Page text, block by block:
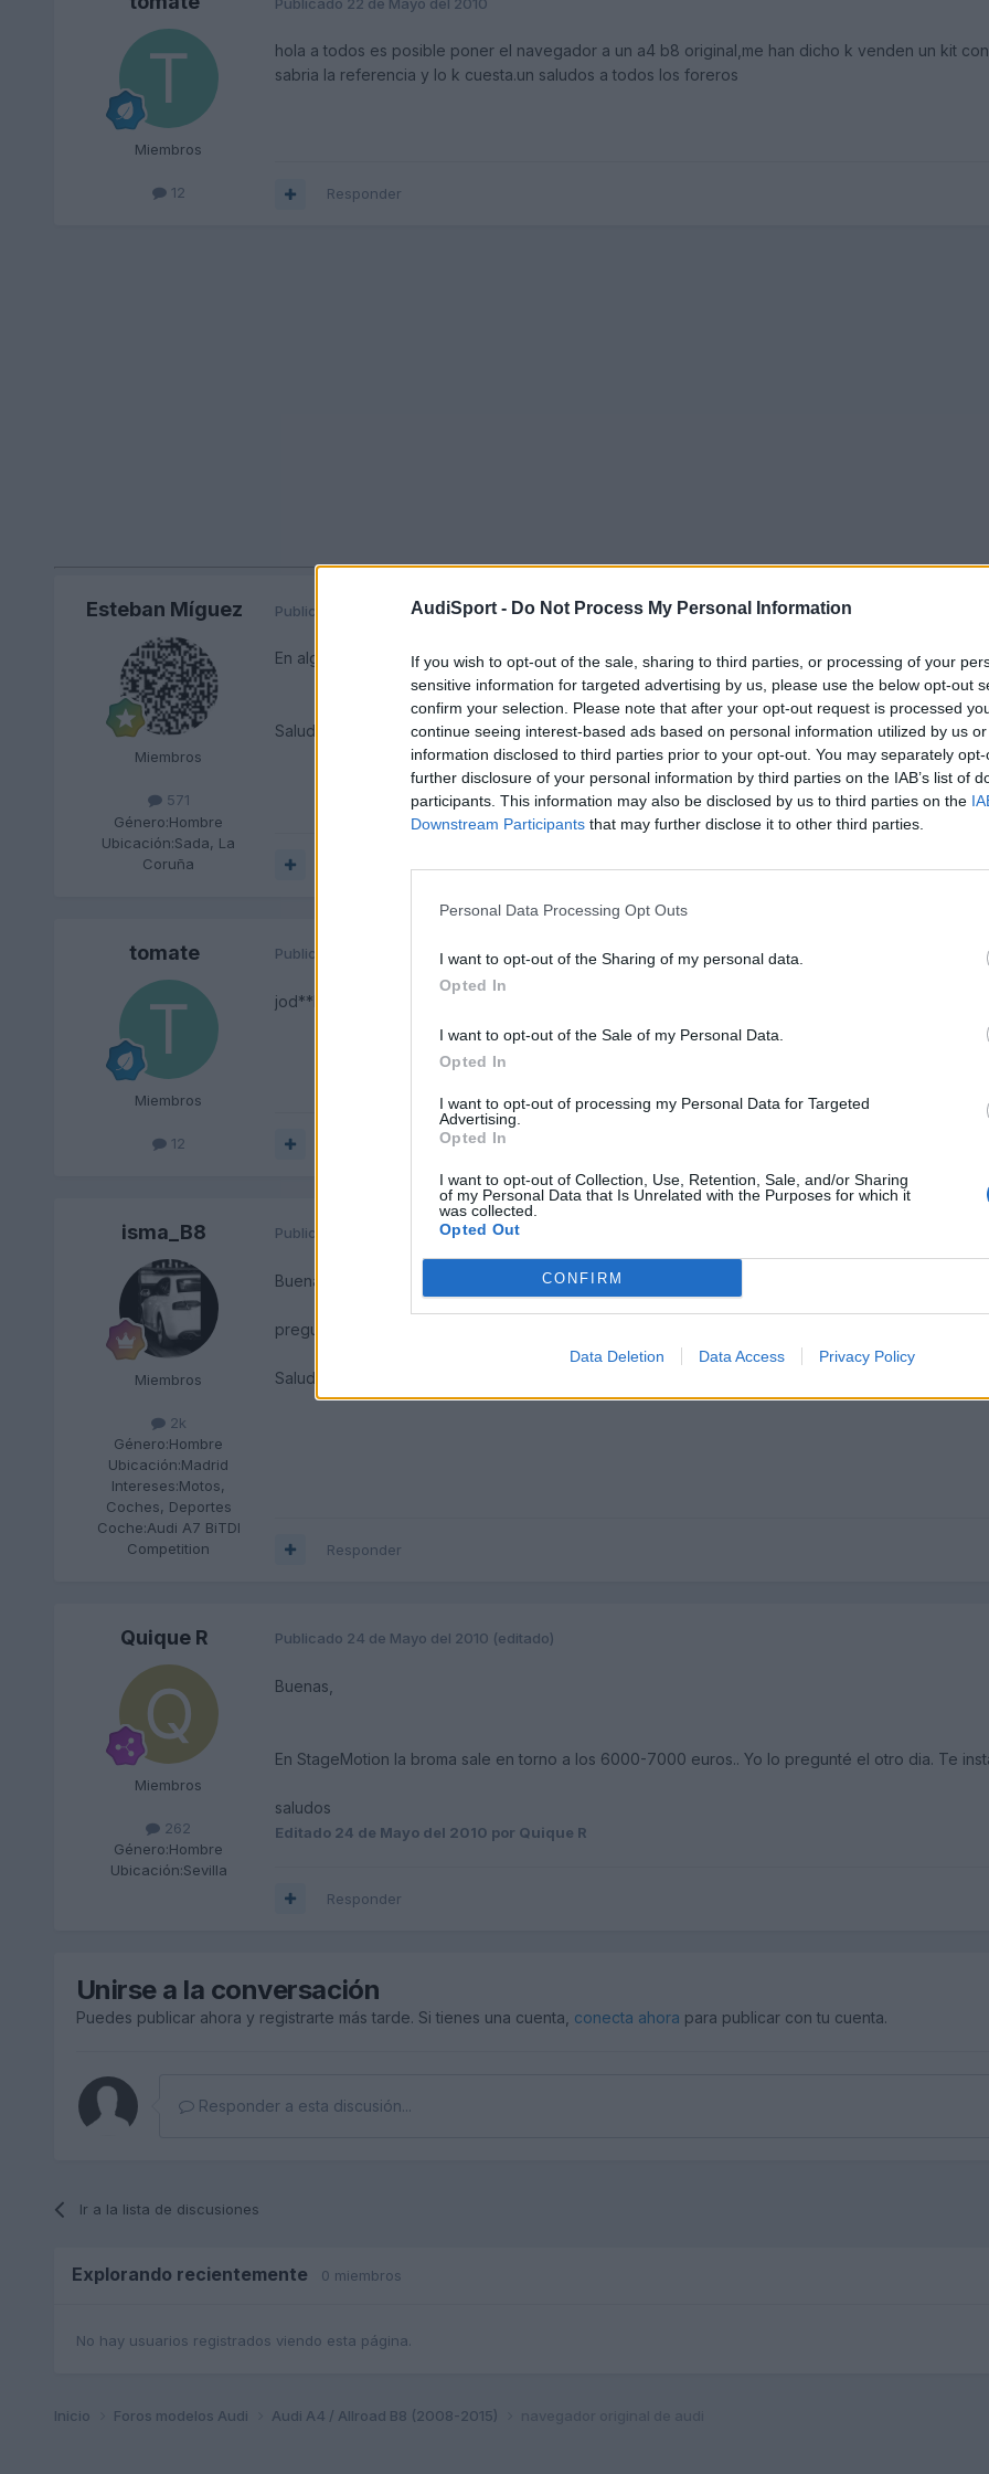
AudiSport - Do Not Process My Personal Information
If you wish to opt-out of the sale, sharing to third parties, or processing of your
sensitive information for targeted advertising by us, please use the below opt-out
confirm your selection. Please note that after your opt-out request is processed
continue seeing interest-based ads based on personal information utilized by us
information disclosed to third parties prior to your opt-out. You may separately
further disclosure of your personal information by third parties on the IAB’s list of
participants. This information may also be disclosed by us to third parties on the
Downstream Participants that may further disclose it to other third parties.
Personal Data Processing Opt Outs
I want to opt-out of the Sharing of my personal data.
Opted In
I want to opt-out of the Sale of my Personal Data.
Opted In
I want to opt-out of processing my Personal Data for Targeted
Advertising.
Opted In
I want to opt-out of Collection, Use, Retention, Sale, and/or Sharing
of my Personal Data that Is Unrelated with the Purposes for which it
was collected.
Opted Out
CONFIRM
Data Deletion Data Access Privacy Policy
Miembros
12
hola a todos es posible poner el navegador a un a4 b8 original,me han dicho k venden un kit
sabria la referencia y lo k cuesta.un saludos a todos los foreros
Responder
Esteban Míguez
Miembros
571
Género:Hombre
Ubicación:Sada, La
Coruña
Publicado 22 de Mayo del 2010
En algún sitio leí que instalarlo en el conce, el original, subía la coña a unos 6.000 euros.
Saludos.
tomate
Miembros
12
Publicado 22 de Mayo del 2010
jod**RRRRRRRRRRRRRRRRRRRRRR
isma_B8
Miembros
2k
Género:Hombre
Ubicación:Madrid
Intereses:Motos,
Coches, Deportes
Coche:Audi A7 BiTDI
Competition
Publicado 24 de Mayo del 2010
Buenas,
pregunta en Stage Motion, te lo ponen seguro, pero no sera barato...
Saludos.
Responder
Quique R
Miembros
262
Género:Hombre
Ubicación:Sevilla
Publicado 24 de Mayo del 2010 (editado)
Buenas,
En StageMotion la broma sale en torno a los 6000-7000 euros.. Yo lo pregunté el otro dia. Te
saludos
Editado 24 de Mayo del 2010 por Quique R
Responder
Unirse a la conversación
Puedes publicar ahora y registrarte más tarde. Si tienes una cuenta, conecta ahora para publicar con tu cuenta.
Responder a esta discusión...
Ir a la lista de discusiones
Explorando recientemente 0 miembros
No hay usuarios registrados viendo esta página.
Inicio Foros modelos Audi Audi A4 / Allroad B8 (2008-2015)